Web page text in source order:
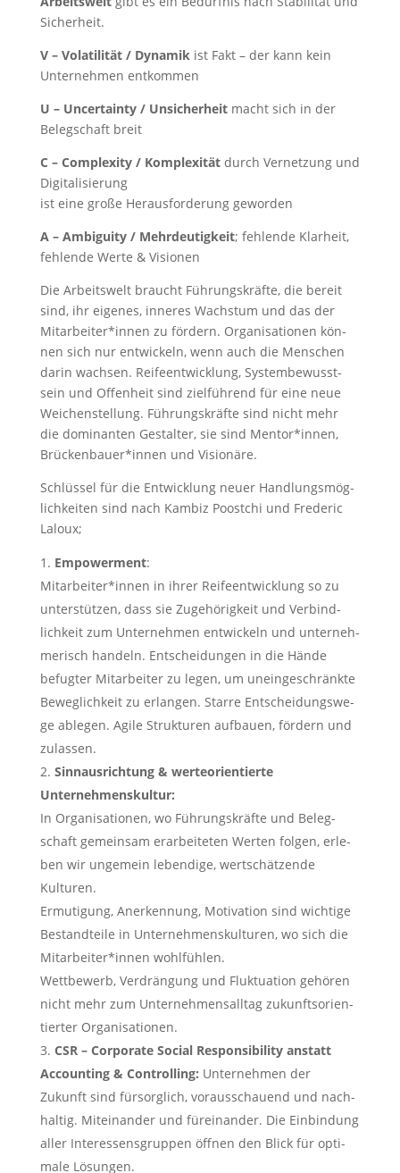
Sicherheit.
V – Vola­ti­li­tät / Dyna­mikist Fakt – der kann kein
Unter­neh­men entkommen
U – Uncer­tain­ty / Unsi­cher­heitmacht sich in der
Beleg­schaft breit
C – Com­ple­xi­ty / Kom­ple­xi­tätdurch Ver­net­zung und
Digitalisierung
ist eine gro­ße Her­aus­for­de­rung geworden
A – Ambi­gui­ty / Mehr­deu­tig­keit; feh­len­de Klar­heit,
feh­len­de Wer­te & Visionen
Die Arbeits­welt braucht Füh­rungs­kräf­te, die bereit
sind, ihr eige­nes, inne­res Wachs­tum und das der
Mitarbeiter*innen zu för­dern. Orga­ni­sa­tio­nen kön­
nen sich nur ent­wi­ckeln, wenn auch die Men­schen
dar­in wach­sen. Rei­fe­ent­wick­lung, Sys­tem­be­wusst­
sein und Offen­heit sind ziel­füh­rend für eine neue
Wei­chen­stel­lung. Füh­rungs­kräf­te sind nicht mehr
die domi­nan­ten Gestal­ter, sie sind Mentor*innen,
Brückenbauer*innen und Visionäre.
Schlüs­sel für die Ent­wick­lung neu­er Hand­lungs­mög­
lich­kei­ten sind nach Kam­biz Poost­chi und Fre­de­ric
Laloux;
Empower­ment:
Mitarbeiter*innen in ihrer Rei­fe­ent­wick­lung so zu
unter­stüt­zen, dass sie Zuge­hö­rig­keit und Ver­bind­
lich­keit zum Unter­neh­men ent­wi­ckeln und unter­neh­
me­risch han­deln. Ent­schei­dun­gen in die Hän­de
befug­ter Mit­ar­bei­ter zu legen, um unein­ge­schränk­te
Beweg­lich­keit zu erlan­gen. Star­re Ent­schei­dungs­we­
ge able­gen. Agi­le Struk­tu­ren auf­bau­en, för­dern und
zulassen.
Sinn­aus­rich­tung & wer­te­ori­en­tier­te
Unternehmenskultur:
In Orga­ni­sa­tio­nen, wo Füh­rungs­kräf­te und Beleg­
schaft gemein­sam erar­bei­te­ten Wer­ten fol­gen, erle­
ben wir unge­mein leben­di­ge, wert­schät­zen­de
Kulturen.
Ermu­ti­gung, Aner­ken­nung, Moti­va­ti­on sind wich­ti­ge
Bestand­tei­le in Unter­neh­mens­kul­tu­ren, wo sich die
Mitarbeiter*innen wohlfühlen.
Wett­be­werb, Ver­drän­gung und Fluk­tua­ti­on gehö­ren
nicht mehr zum Unter­neh­mens­all­tag zukunfts­ori­en­
tier­ter Organisationen.
CSR – Cor­po­ra­te Social Respon­si­bi­li­ty anstatt
Accoun­ting & Con­trol­ling: Unter­neh­men der
Zukunft sind für­sorg­lich, vor­aus­schau­end und nach­
hal­tig. Mit­ein­an­der und für­ein­an­der. Die Ein­bin­dung
aller Inter­es­sens­grup­pen öff­nen den Blick für opti­
ma­le Lösungen.